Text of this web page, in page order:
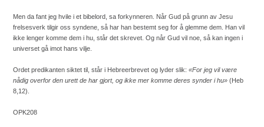
Men da fant jeg hvile i et bibelord, sa forkynneren. Når Gud på grunn av Jesu
frelsesverk tilgir oss syndene, så har han bestemt seg for å glemme dem. Han vil
ikke lenger komme dem i hu, står det skrevet. Og når Gud vil noe, så kan ingen i
universet gå imot hans vilje.
Ordet predikanten siktet til, står i Hebreerbrevet og lyder slik: «For jeg vil være
nådig overfor den urett de har gjort, og ikke mer komme deres synder i hu» (Heb
8,12).
OPK208